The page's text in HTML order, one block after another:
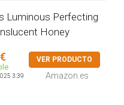
Luminous Perfecting
Honey
3:39
VER PRODUCTO
Amazon.es